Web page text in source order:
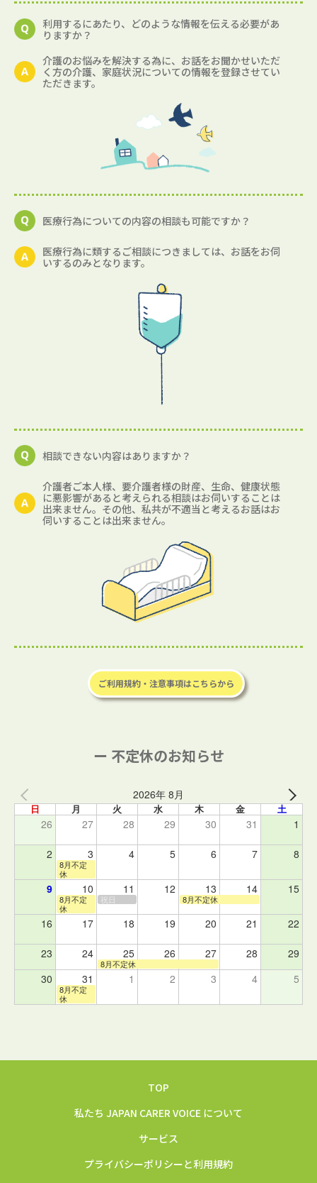
利用するにあたり、どのような情報を伝える必要があ
りますか？
介護のお悩みを解決する為に、お話をお聞かせいただ
く方の介護、家庭状況についての情報を登録させてい
ただきます。
医療行為についての内容の相談も可能ですか？
医療行為に類するご相談につきましては、お話をお伺
いするのみとなります。
相談できない内容はありますか？
介護者ご本人様、要介護者様の財産、生命、健康状態
に悪影響があると考えられる相談はお伺いすることは
出来ません。その他、私共が不適当と考えるお話はお
伺いすることは出来ません。
ご利用規約・注意事項はこちらから
ー 不定休のお知らせ
2026年 8月
日 月 火 水 木 金 土
26 27 28 29 30 31 1
2 3 4 5 6 7 8
8月不定
休
9 10 11 12 13 14 15
8月不定
休
祝日 8月不定休
16 17 18 19 20 21 22
23 24 25 26 27 28 29
8月不定休
30 31 1 2 3 4 5
8月不定
休
TOP
私たち JAPAN CARER VOICE について
サービス
プライバシーポリシーと利用規約